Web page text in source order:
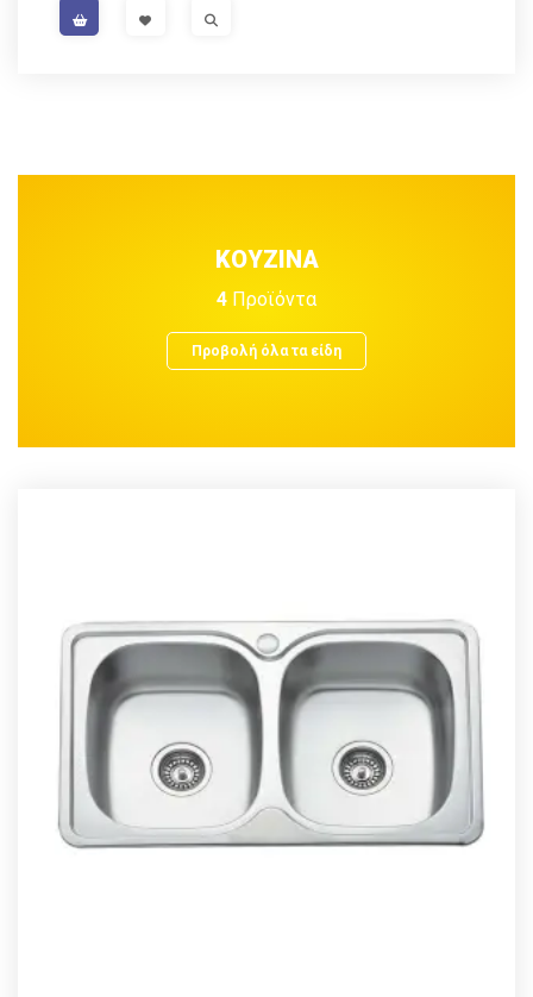
VISIT LINKVISIT LINK
ΚΟΥΖΙΝΑ
4 Προϊόντα
Προβολή όλα τα είδη